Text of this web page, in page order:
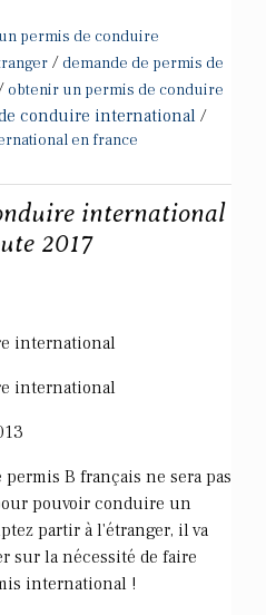
permis de conduire
/ demande de permis de
obtenir un permis de conduire
conduire international /
en france
international
2017
international
international
B français ne sera pas
pouvoir conduire un
partir à l'étranger, il va
sur la nécessité de faire
international !